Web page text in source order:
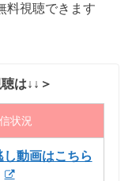
料視聴できます
は↓↓＞
状況
動画はこちら